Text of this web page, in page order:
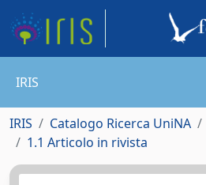
IRIS
IRIS Catalogo Ricerca UniNA
1.1 Articolo in rivista